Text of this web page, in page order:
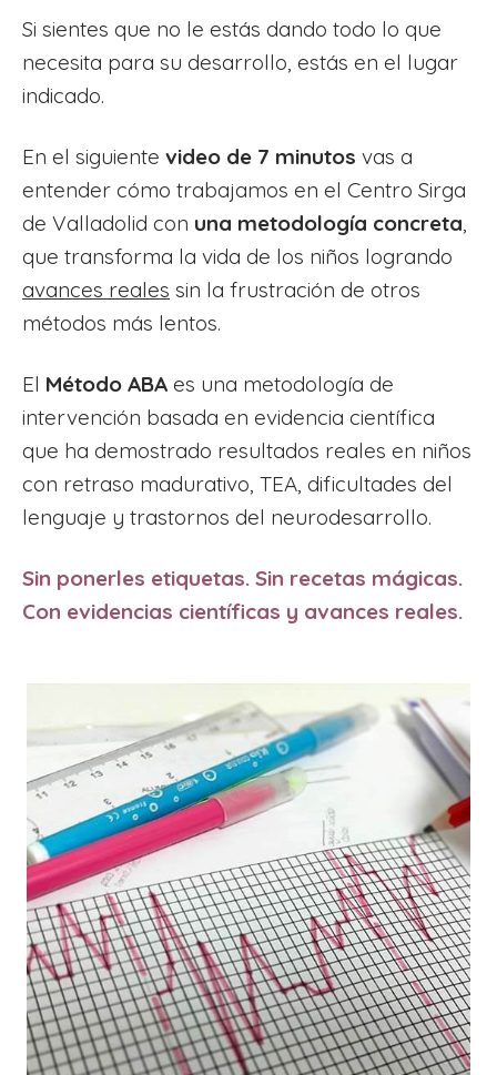
Si sientes que no le estás dando todo lo que
necesita para su desarrollo, estás en el lugar
indicado.
En el siguiente video de 7 minutos vas a
entender cómo trabajamos en el Centro Sirga
de Valladolid con una metodología concreta,
que transforma la vida de los niños logrando
avances reales sin la frustración de otros
métodos más lentos.
El Método ABA es una metodología de
intervención basada en evidencia científica
que ha demostrado resultados reales en niños
con retraso madurativo, TEA, dificultades del
lenguaje y trastornos del neurodesarrollo.
Sin ponerles etiquetas. Sin recetas mágicas.
Con evidencias científicas y avances reales.